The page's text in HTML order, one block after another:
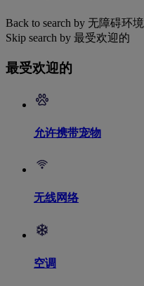
Back to search by 无障碍环境
Skip search by 最受欢迎的
最受欢迎的
允许携带宠物
无线网络
空调